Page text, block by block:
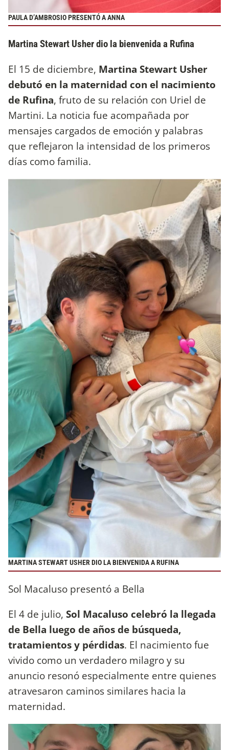
PAULA D’AMBROSIO PRESENTÓ A ANNA
Martina Stewart Usher dio la bienvenida a Rufina
El 15 de diciembre, Martina Stewart Usher
debutó en la maternidad con el nacimiento
de Rufina, fruto de su relación con Uriel de
Martini. La noticia fue acompañada por
mensajes cargados de emoción y palabras
que reflejaron la intensidad de los primeros
días como familia.
MARTINA STEWART USHER DIO LA BIENVENIDA A RUFINA
Sol Macaluso presentó a Bella
El 4 de julio, Sol Macaluso celebró la llegada
de Bella luego de años de búsqueda,
tratamientos y pérdidas. El nacimiento fue
vivido como un verdadero milagro y su
anuncio resonó especialmente entre quienes
atravesaron caminos similares hacia la
maternidad.